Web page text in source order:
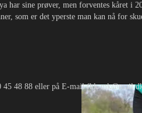
har sine prøver, men forventes kåret i
som er det yperste man kan nå for
45 48 88 eller på E-mail fhk-